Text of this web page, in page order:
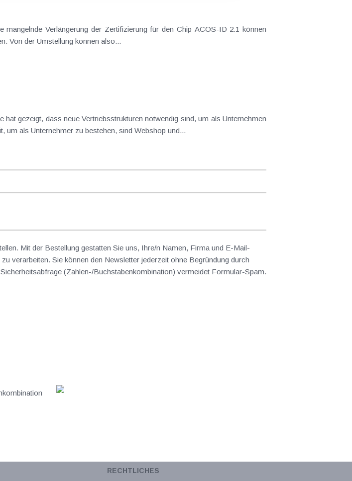
Verlängerung der Zertifizierung für den Chip ACOS-ID 2.1 können
Von der Umstellung können also...
sind, um als Unternehmen
in turbulenten Zeiten überleben zu können. Zwei Schlagworte dieser Zeit, um als Unternehmer zu bestehen, sind Webshop und...
Mit der Bestellung gestatten Sie uns, Ihre/n Namen, Firma und E-Mail-
verarbeiten. Sie können den Newsletter jederzeit ohne Begründung durch
(Zahlen-/Buchstabenkombination) vermeidet Formular-Spam.
RECHTLICHES